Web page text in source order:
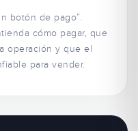
botón de pago”.
cómo pagar, que
operación y que el
para vender.